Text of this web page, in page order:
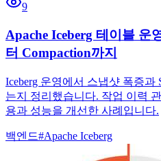
9
Apache Iceberg 테이블 운
터 Compaction까지
Iceberg 운영에서 스냅샷 폭증과
는지 정리했습니다. 작업 이력
용과 성능을 개선한 사례입니다.
백엔드#Apache Iceberg